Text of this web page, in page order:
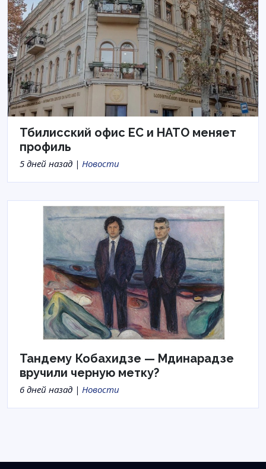
Тбилисский офис ЕС и НАТО меняет
профиль
5 дней назад | Новости
Тандему Кобахидзе — Мдинарадзе
вручили черную метку?
6 дней назад | Новости